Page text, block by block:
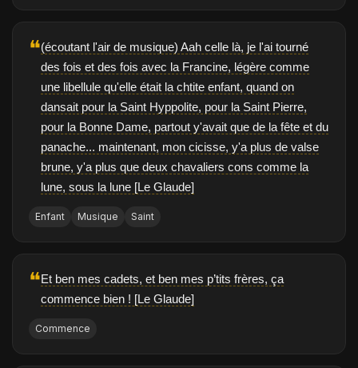
❝(écoutant l'air de musique) Aah celle là, je l'ai tourné
des fois et des fois avec la Francine, légère comme
une libellule qu'elle était la chtite enfant, quand on
dansait pour la Saint Hyppolite, pour la Saint Pierre,
pour la Bonne Dame, partout y'avait que de la fête et du
panache... maintenant, mon cicisse, y'a plus de valse
brune, y'a plus que deux chavaliers cons comme la
lune, sous la lune [Le Glaude]
Enfant Musique Saint
❝Et ben mes cadets, et ben mes p’tits frères, ça
commence bien ! [Le Glaude]
Commence